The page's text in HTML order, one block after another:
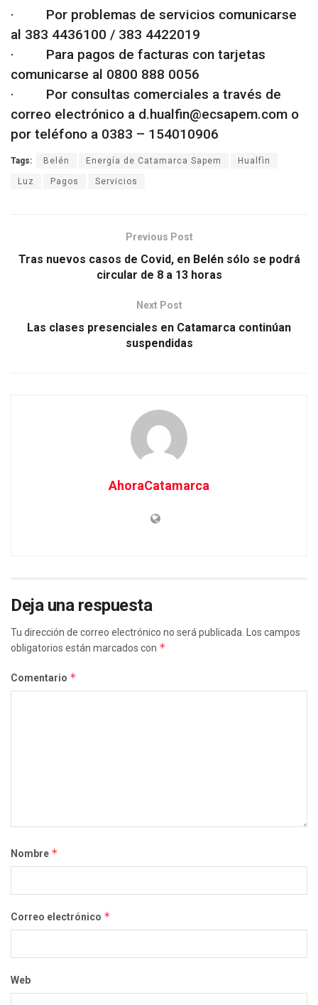
· Por problemas de servicios comunicarse
al 383 4436100 / 383 4422019
· Para pagos de facturas con tarjetas
comunicarse al 0800 888 0056
· Por consultas comerciales a través de
correo electrónico a d.hualfin@ecsapem.com o
por teléfono a 0383 – 154010906
Tags: Belén Energía de Catamarca Sapem Hualfìn
Luz Pagos Servicios
Previous Post
Tras nuevos casos de Covid, en Belén sólo se podrá
circular de 8 a 13 horas
Next Post
Las clases presenciales en Catamarca continúan
suspendidas
AhoraCatamarca
Deja una respuesta
Tu dirección de correo electrónico no será publicada. Los campos
obligatorios están marcados con *
Comentario *
Nombre *
Correo electrónico *
Web